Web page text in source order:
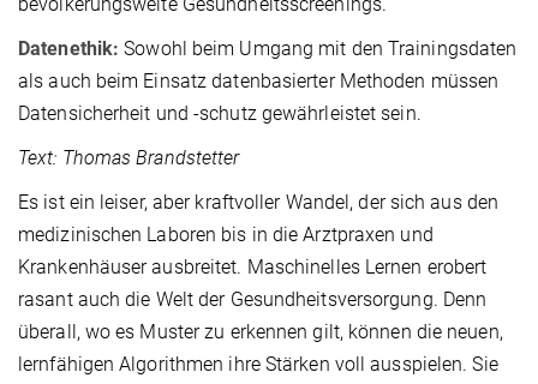
Datenethik:Sowohl beim Umgang mit den Trainingsdaten
als auch beim Einsatz datenbasierter Methoden müssen
Datensicherheit und -schutz gewährleistet sein.
Text: Thomas Brandstetter
Es ist ein leiser, aber kraftvoller Wandel, der sich aus den
medizinischen Laboren bis in die Arztpraxen und
Krankenhäuser ausbreitet. Maschinelles Lernen erobert
rasant auch die Welt der Gesundheitsversorgung. Denn
überall, wo es Muster zu erkennen gilt, können die neuen,
lernfähigen Algorithmen ihre Stärken voll ausspielen. Sie